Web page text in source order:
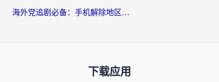
海外党追剧必备：手机解除地区限制app怎么选？解决央视视频&国内剧地区限制全指南
下载应用